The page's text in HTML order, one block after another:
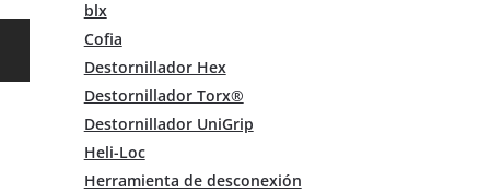
producto
tiene
múltiples
variantes.
opciones
blx
Cofia
Destornillador Hex
Destornillador Torx®
Destornillador UniGrip
Heli-Loc
Herramienta de desconexión